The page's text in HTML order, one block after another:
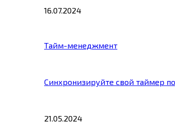
16.07.2024
Тайм-менеджмент
Синхронизируйте свой таймер
21.05.2024